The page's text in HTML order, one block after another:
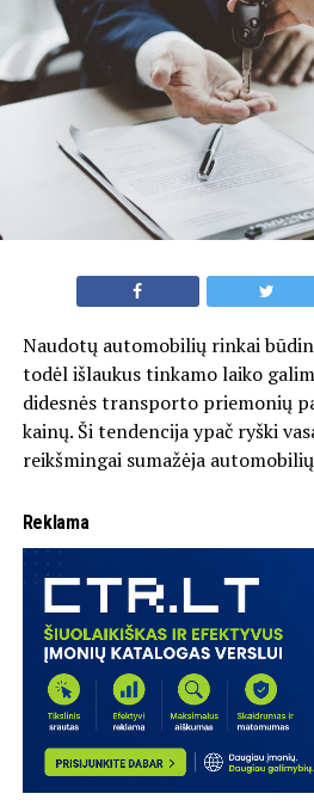
Naudotų automobilių rinkai
todėl išlaukus tinkamo laiko
didesnės transporto priemonių
kainų. Ši tendencija ypač ryški
reikšmingai sumažėja
Reklama